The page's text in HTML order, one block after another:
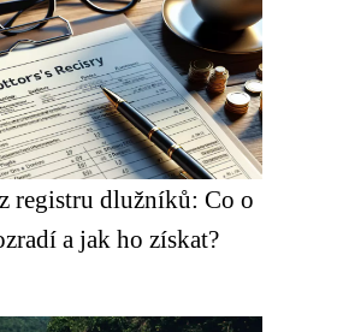
registru dlužníků: Co o
a jak ho získat?